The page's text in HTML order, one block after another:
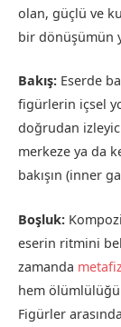
olan, güçlü ve
bir dönüşümün
Bakış: Eserde
figürlerin içsel
doğrudan
merkeze ya da
bakışın (inner
Boşluk:
eserin ritmini
zamanda
hem
Figürler